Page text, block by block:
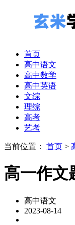
首页
高中语文
高中数学
高中英语
文综
理综
高考
艺考
当前位置： 首页 >
高一作文
高中语文
2023-08-14